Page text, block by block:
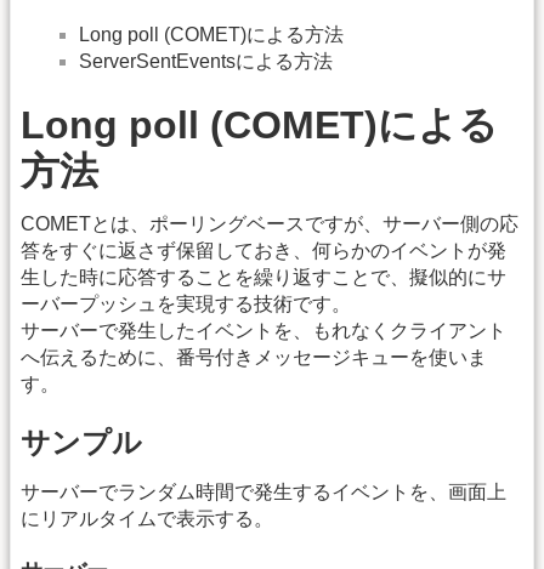
Long poll (COMET)による方法
ServerSentEventsによる方法
Long poll (COMET)による
方法
COMETとは、ポーリングベースですが、サーバー側の応
答をすぐに返さず保留しておき、何らかのイベントが発
生した時に応答することを繰り返すことで、擬似的にサ
ーバープッシュを実現する技術です。
サーバーで発生したイベントを、もれなくクライアント
へ伝えるために、番号付きメッセージキューを使いま
す。
サンプル
サーバーでランダム時間で発生するイベントを、画面上
にリアルタイムで表示する。